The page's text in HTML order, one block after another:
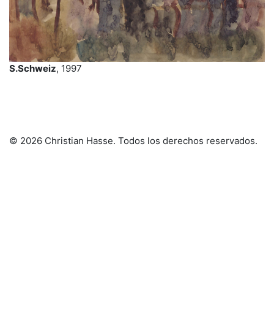
S.Schweiz, 1997
© 2026 Christian Hasse. Todos los derechos reservados.